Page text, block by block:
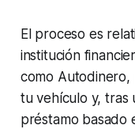
El proceso es
institución
como Autodinero,
tu vehículo y, tras
préstamo basado